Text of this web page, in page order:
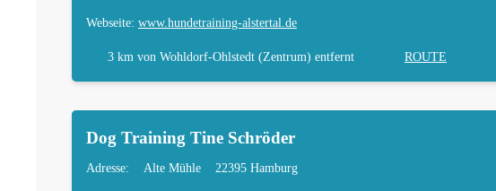
Webseite: www.hundetraining-alstertal.de
3 km von Wohldorf-Ohlstedt (Zentrum) entfernt ROUTE
Dog Training Tine Schröder
Adresse: Alte Mühle 22395 Hamburg